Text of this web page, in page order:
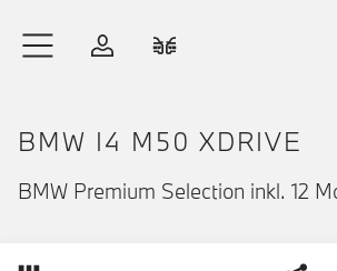
Anmelden
BMW I4 M50 XDRIVE
BMW Premium Selection inkl. 12